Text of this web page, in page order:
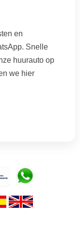
en
Snelle
huurauto op
we hier